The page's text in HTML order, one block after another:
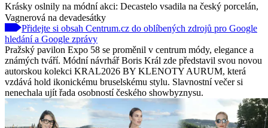
Krásky oslnily na módní akci: Decastelo vsadila na český porcelán,
Vagnerová na devadesátky
Přidejte si obsah Centrum.cz do oblíbených zdrojů pro Google
hledání a Google zprávy
Pražský pavilon Expo 58 se proměnil v centrum módy, elegance a
známých tváří. Módní návrhář Boris Král zde představil svou novou
autorskou kolekci KRAL2026 BY KLENOTY AURUM, která
vzdává hold ikonickému bruselskému stylu. Slavnostní večer si
nenechala ujít řada osobností českého showbyznysu.